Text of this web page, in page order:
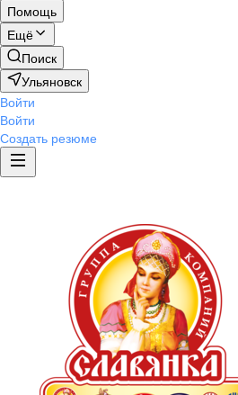
Помощь
Ещё
Поиск
Ульяновск
Войти
Войти
Создать резюме